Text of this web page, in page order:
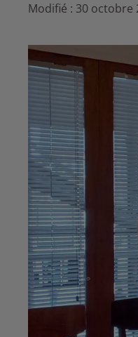
Modifié : 30 octobre